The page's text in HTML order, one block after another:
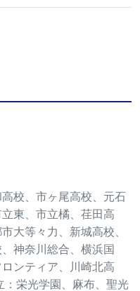
校、市ヶ尾高校、元石
東、市立橘、荏田高
大等々力、新城高校、
神奈川総合、横浜国
ンティア、川崎北高
：栄光学園、麻布、聖光